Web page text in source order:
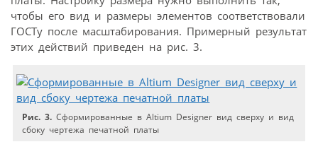
чтобы его вид и размеры элементов соответствовали
ГОСТу после масштабирования. Примерный результат
этих действий приведен на рис. 3.
Рис. 3. Сформированные в Altium Designer вид сверху и вид
сбоку чертежа печатной платы